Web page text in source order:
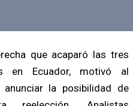
que acaparó las tres
en Ecuador, motivó al
la posibilidad de